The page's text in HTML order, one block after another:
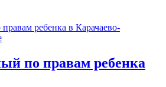
по правам ребенка